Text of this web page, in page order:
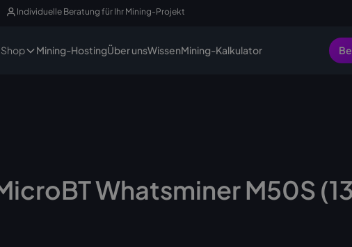
Individuelle Beratung für Ihr Mining-Projekt
Mining-HostingÜber unsWissenMining-Kalkulator
Whatsminer M50S